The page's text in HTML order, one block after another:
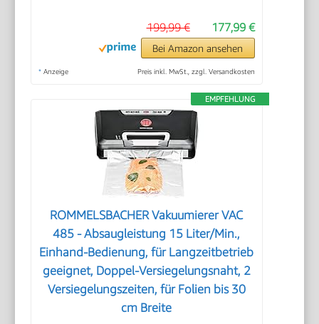
177,99 €
199,99 €
Bei Amazon ansehen
* Anzeige Preis inkl. MwSt., zzgl. Versandkosten
EMPFEHLUNG
ROMMELSBACHER Vakuumierer VAC
485 - Absaugleistung 15 Liter/Min.,
Einhand-Bedienung, für Langzeitbetrieb
geeignet, Doppel-Versiegelungsnaht, 2
Versiegelungszeiten, für Folien bis 30
cm Breite